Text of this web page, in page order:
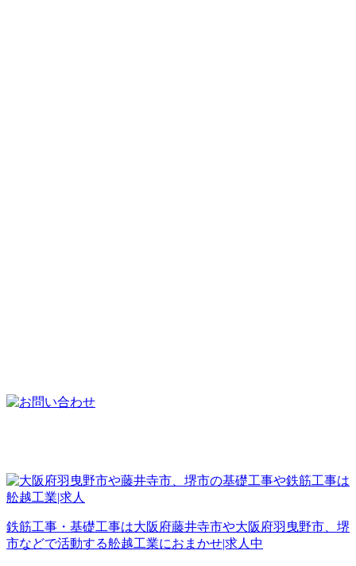
鉄筋工事・基礎工事は大阪府藤井寺市や大阪府羽曳野市、堺
市などで活動する舩越工業におまかせ|求人中